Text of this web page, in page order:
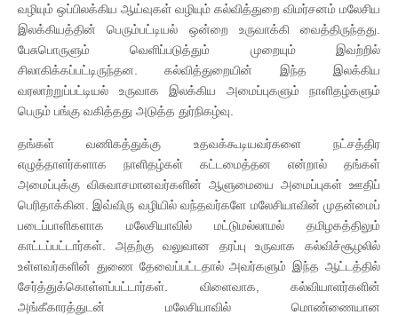
வழியும் ஒப்பிலக்கிய ஆய்வுகள் வழியும் கல்வித்துறை விமர்சனம் மலேசிய
இலக்கியத்தின் பெரும்பட்டியல் ஒன்றை உருவாக்கி வைத்திருந்தது.
பேசுபொருளும் வெளிப்படுத்தும் முறையும் இவற்றில்
சிலாகிக்கப்பட்டிருந்தன. கல்வித்துறையின் இந்த இலக்கிய
வரலாற்றுப்பட்டியல் உருவாக இலக்கிய அமைப்புகளும் நாளிதழ்களும்
பெரும் பங்கு வகித்தது அடுத்த துர்நிகழ்வு.
தங்கள் வணிகத்துக்கு உதவக்கூடியவர்களை நட்சத்திர
எழுத்தாளர்களாக நாளிதழ்கள் கட்டமைத்தன என்றால் தங்கள்
அமைப்புக்கு விசுவாசமானவர்களின் ஆளுமையை அமைப்புகள் ஊதிப்
பெரிதாக்கின. இவ்விரு வழியில் வந்தவர்களே மலேசியாவின் முதன்மைப்
படைப்பாளிகளாக மலேசியாவில் மட்டுமல்லாமல் தமிழகத்திலும்
காட்டப்பட்டார்கள். அதற்கு வலுவான தரப்பு உருவாக கல்விச்சூழலில்
உள்ளவர்களின் துணை தேவைப்பட்டதால் அவர்களும் இந்த ஆட்டத்தில்
சேர்த்துக்கொள்ளப்பட்டார்கள். விளைவாக, கல்வியாளர்களின்
அங்கீகாரத்துடன் மலேசியாவில் மொண்ணையான